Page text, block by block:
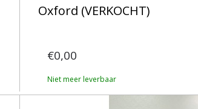
Oxford (VERKOCHT)
€0,00
Niet meer leverbaar